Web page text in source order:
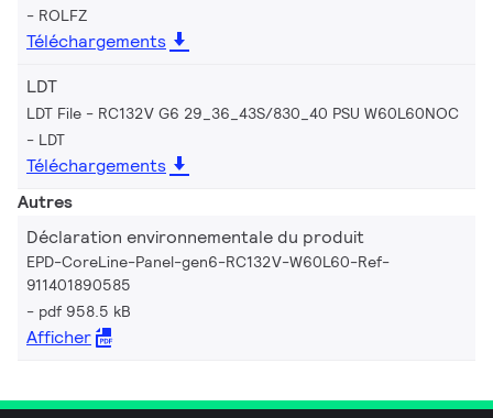
ROLFZ
Téléchargements
LDT
LDT File - RC132V G6 29_36_43S/830_40 PSU W60L60NOC
LDT
Téléchargements
Autres
Déclaration environnementale du produit
EPD-CoreLine-Panel-gen6-RC132V-W60L60-Ref-
911401890585
pdf 958.5 kB
Afficher